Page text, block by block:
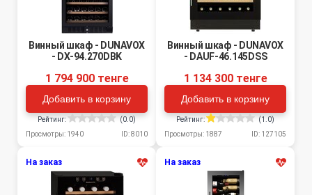
Винный шкаф - DUNAVOX
- DX-94.270DBK
1 794 900 тенге
Добавить в корзину
Рейтинг:
(0.0)
Просмотры: 1940
ID: 8010
Винный шкаф - DUNAVOX
- DAUF-46.145DSS
1 134 300 тенге
Добавить в корзину
Рейтинг:
(1.0)
Просмотры: 1887
ID: 127105
На заказ На заказ